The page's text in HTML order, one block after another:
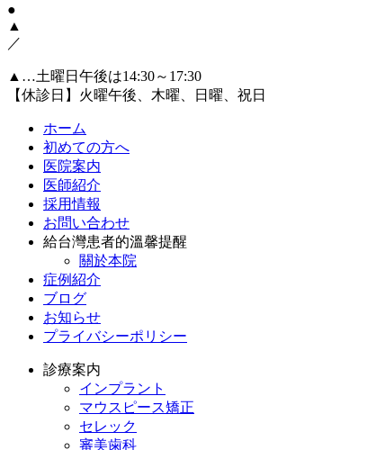
●
▲
／
▲…土曜日午後は14:30～17:30
【休診日】火曜午後、木曜、日曜、祝日
ホーム
初めての方へ
医院案内
医師紹介
採用情報
お問い合わせ
給台灣患者的溫馨提醒
關於本院
症例紹介
ブログ
お知らせ
プライバシーポリシー
診療案内
インプラント
マウスピース矯正
セレック
審美歯科